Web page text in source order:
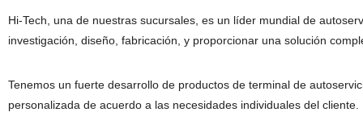
Hi-Tech, una de nuestras sucursales, es un líder mundial de
investigación, diseño, fabricación, y proporcionar una solución
Tenemos un fuerte desarrollo de productos de terminal de
personalizada de acuerdo a las necesidades individuales del cliente.